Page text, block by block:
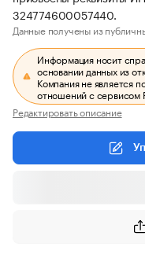
324774600057440.
Данные получены из
Информация носит
основании данных из
Компания не является
отношений с сервисом
Редактировать описание